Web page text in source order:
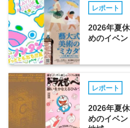
レポート
2026年夏
めのイベ
レポート
2026年夏
めのイベ